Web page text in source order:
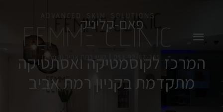
פאם-קליניק
המרכז לקוסמטיקה ואסתטיקה
מתקדמת בקניון רמת אביב